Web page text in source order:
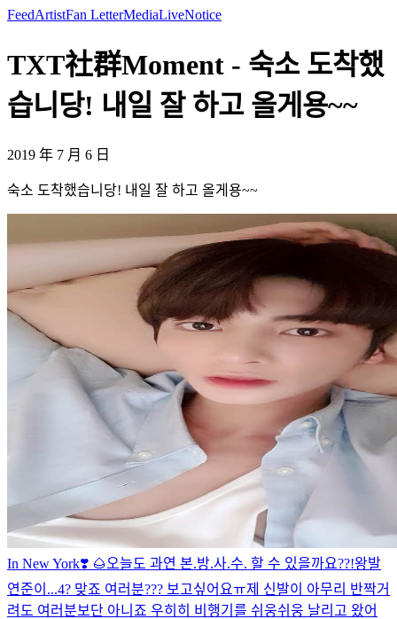
FeedArtistFan LetterMediaLiveNotice
TXT社群Moment - 숙소 도착했
습니당! 내일 잘 하고 올게용~~
2019 年 7 月 6 日
숙소 도착했습니당! 내일 잘 하고 올게용~~
In New York❣️ 🌰 오늘도 과연 본.방.사.수. 할 수 있을까요??!왕발
연준이...4? 맞죠 여러분??? 보고싶어요ㅠ제 신발이 아무리 반짝거
려도 여러분보단 아니죠 우히히 비행기를 쉬웅쉬웅 날리고 왔어